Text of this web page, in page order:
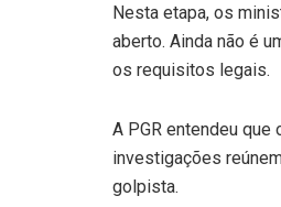
Nesta etapa, os
aberto. Ainda não é
os requisitos legais.
A PGR entendeu
investigações
golpista.